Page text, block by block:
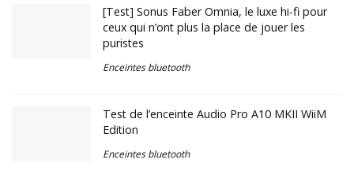
[Test] Sonus Faber Omnia, le luxe hi-fi pour
ceux qui n’ont plus la place de jouer les
puristes
Enceintes bluetooth
Test de l’enceinte Audio Pro A10 MKII WiiM
Edition
Enceintes bluetooth